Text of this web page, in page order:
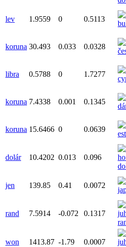
lev 1.9559 0 0.5113
koruna 30.493 0.033 0.0328
libra 0.5788 0 1.7277
koruna 7.4338 0.001 0.1345
koruna 15.6466 0 0.0639
dolár 10.4202 0.013 0.096
jen 139.85 0.41 0.0072
rand 7.5914 -0.072 0.1317
won 1413.87 -1.79 0.0007